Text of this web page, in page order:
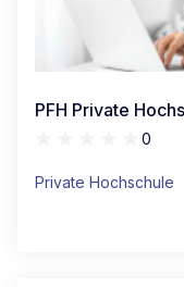
PFH Private
0
Private Hochschule